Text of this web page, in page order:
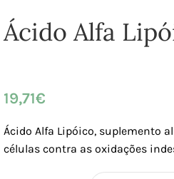
Ácido Alfa
19,71€
Ácido Alfa Lipóico, suplemento
células contra as oxidações